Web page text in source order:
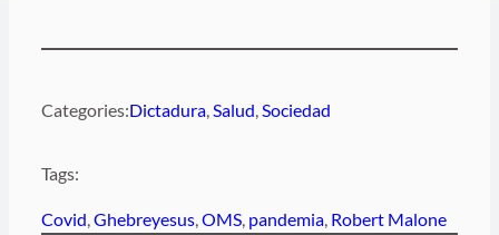
Categories:Dictadura, Salud Sociedad
Tags:
Covid, Ghebreyesus, OMS, pandemia, Robert Malone